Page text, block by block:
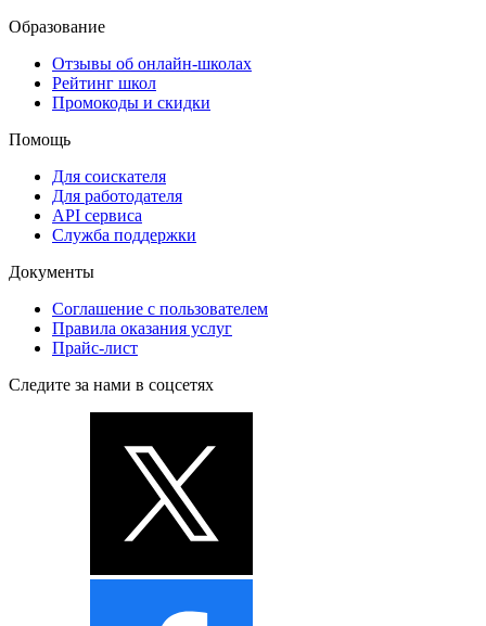
Образование
Отзывы об онлайн-школах
Рейтинг школ
Промокоды и скидки
Помощь
Для соискателя
Для работодателя
API сервиса
Служба поддержки
Документы
Соглашение с пользователем
Правила оказания услуг
Прайс-лист
Следите за нами в соцсетях